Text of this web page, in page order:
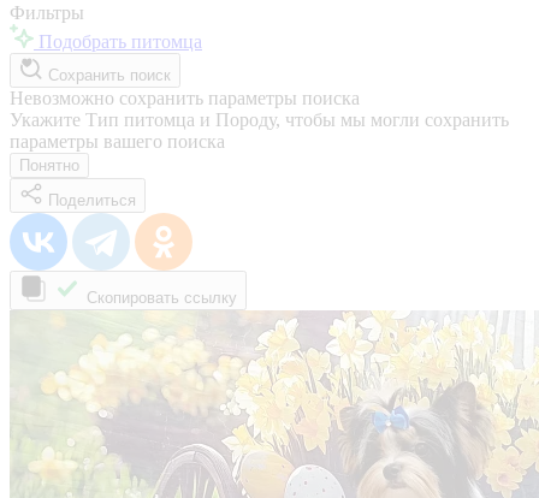
Фильтры
Подобрать питомца
Сохранить поиск
Невозможно сохранить параметры поиска
Укажите Тип питомца и Породу, чтобы мы могли сохранить
параметры вашего поиска
Понятно
Поделиться
Скопировать ссылку